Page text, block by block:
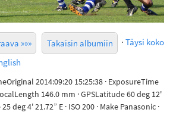
»»» Takaisin albumiin · Täysi koko
2014:09:20 15:25:38 · ExposureTime
146.0 mm · GPSLatitude 60 deg 12'
deg 4' 21.72” E · ISO 200 · Make Panasonic ·